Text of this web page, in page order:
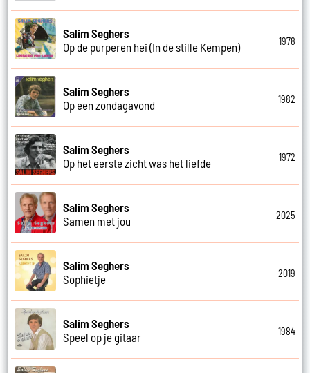
Salim Seghers
Op de purperen hei (In de stille Kempen)
1978
Salim Seghers
Op een zondagavond
1982
Salim Seghers
Op het eerste zicht was het liefde
1972
Salim Seghers
Samen met jou
2025
Salim Seghers
Sophietje
2019
Salim Seghers
Speel op je gitaar
1984